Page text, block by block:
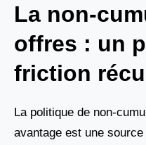
La non-
offres : un
friction
La politique de non-
avantage est une